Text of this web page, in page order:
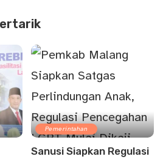
Pemerintahan
Sanusi Siapkan Regulasi